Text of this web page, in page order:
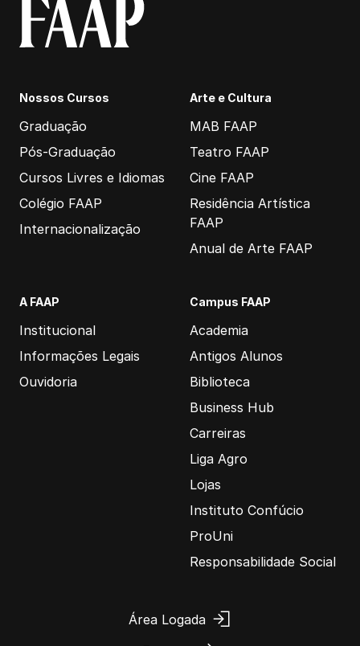
Nossos Cursos
Graduação
Pós-Graduação
Cursos Livres e Idiomas
Colégio FAAP
Internacionalização
Arte e Cultura
MAB FAAP
Teatro FAAP
Cine FAAP
Residência Artística
FAAP
Anual de Arte FAAP
A FAAP
Institucional
Informações Legais
Ouvidoria
Campus FAAP
Academia
Antigos Alunos
Biblioteca
Business Hub
Carreiras
Liga Agro
Lojas
Instituto Confúcio
ProUni
Responsabilidade Social
Área Logada